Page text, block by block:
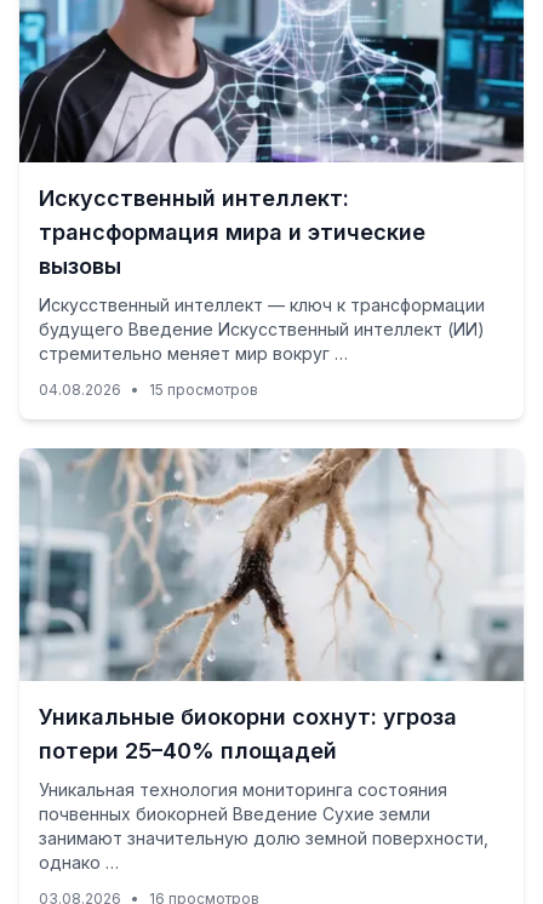
Искусственный интеллект:
трансформация мира и этические
вызовы
Искусственный интеллект — ключ к трансформации
будущего Введение Искусственный интеллект (ИИ)
стремительно меняет мир вокруг …
04.08.2026 • 15 просмотров
Уникальные биокорни сохнут: угроза
потери 25–40% площадей
Уникальная технология мониторинга состояния
почвенных биокорней Введение Сухие земли
занимают значительную долю земной поверхности,
однако …
03.08.2026 • 16 просмотров